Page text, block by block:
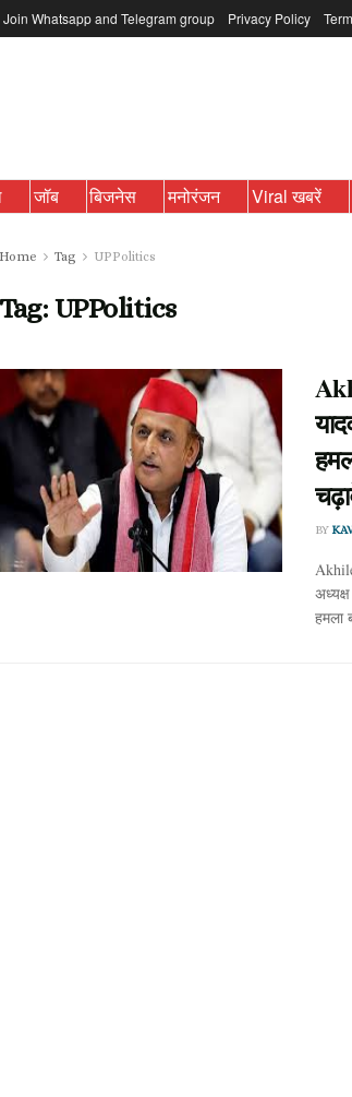
Join Whatsapp and Telegram group Privacy Policy
जॉब बिजनेस मनोरंजन Viral खबरें
Home Tag UPPolitics
Tag: UPPolitics
BY
हमला